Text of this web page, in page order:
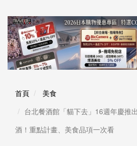
首頁
美食
台北餐酒館「貓下去」16週年慶推
酒！重點計畫、美食品項一次看